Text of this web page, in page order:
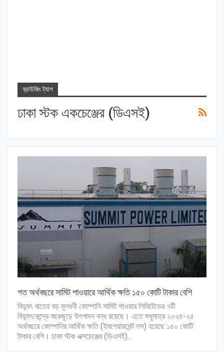
ব্রাউজিং ট্যাগ
ঢাকা স্টক একচেঞ্জের (ডিএসই)
গত অর্থবছরে সামিট পাওয়ারে আর্থিক ক্ষতি ১৫০ কোটি টাকার বেশি
বিদ্যুৎ খাতের বড় মূলধনী কোম্পানি সামিট পাওয়ার লিমিটেডের ৭টি
বিদ্যুৎকেন্দ্রে বছরজুড়ে উৎপাদন বন্ধ রয়েছে। এতে শুধুমাত্র ২০২৪-২৫
অর্থবছরে কোম্পানির আর্থিক ক্ষতি (ইমপেয়ারমেন্ট লস) হয়েছে ১৫০ কোটি
টাকার বেশি। ঢাকা স্টক এক্সচেঞ্জের (ডিএসই)…